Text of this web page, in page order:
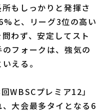
もしっかりと発揮さ
と、リーグ3位の高い
わず、安定してスト
フォークは、強気の
える。
プレミア12」
大会最多タイとなる6